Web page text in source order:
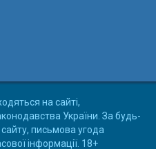
на сайті,
України. За будь-
письмова угода
інформації. 18+